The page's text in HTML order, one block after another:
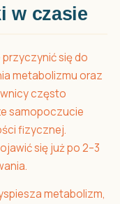
w czasie
się do
metabolizmu oraz
często
samopoczucie
fizycznej.
się już po 2–3
metabolizm,